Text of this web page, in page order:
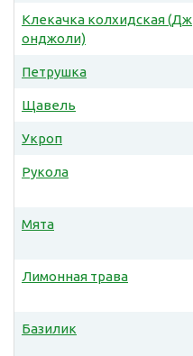
Клекачка колхидская (Дж
онджоли)
Петрушка
Щавель
Укроп
Рукола
Мята
Лимонная трава
Базилик